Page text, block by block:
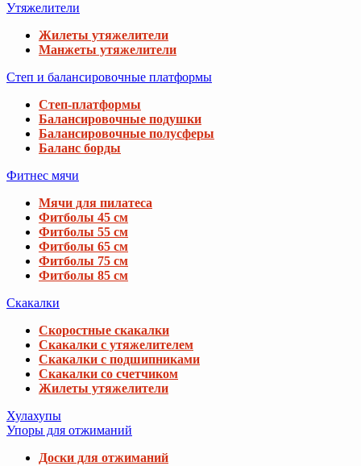
Утяжелители
Жилеты утяжелители
Манжеты утяжелители
Степ и балансировочные платформы
Степ-платформы
Балансировочные подушки
Балансировочные полусферы
Баланс борды
Фитнес мячи
Мячи для пилатеса
Фитболы 45 см
Фитболы 55 см
Фитболы 65 см
Фитболы 75 см
Фитболы 85 см
Скакалки
Скоростные скакалки
Скакалки с утяжелителем
Скакалки с подшипниками
Скакалки со счетчиком
Жилеты утяжелители
Хулахупы
Упоры для отжиманий
Доски для отжиманий